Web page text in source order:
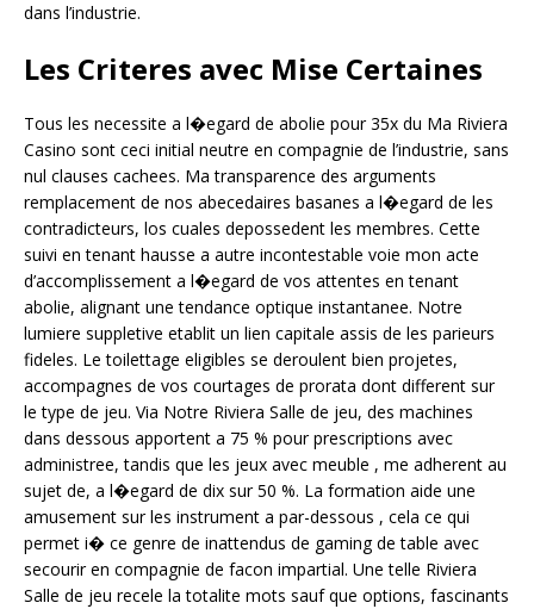
dans l’industrie.
Les Criteres avec Mise Certaines
Tous les necessite a l�egard de abolie pour 35x du Ma Riviera
Casino sont ceci initial neutre en compagnie de l’industrie, sans
nul clauses cachees. Ma transparence des arguments
remplacement de nos abecedaires basanes a l�egard de les
contradicteurs, los cuales depossedent les membres. Cette
suivi en tenant hausse a autre incontestable voie mon acte
d’accomplissement a l�egard de vos attentes en tenant
abolie, alignant une tendance optique instantanee. Notre
lumiere suppletive etablit un lien capitale assis de les parieurs
fideles. Le toilettage eligibles se deroulent bien projetes,
accompagnes de vos courtages de prorata dont different sur
le type de jeu. Via Notre Riviera Salle de jeu, des machines
dans dessous apportent a 75 % pour prescriptions avec
administree, tandis que les jeux avec meuble , me adherent au
sujet de, a l�egard de dix sur 50 %. La formation aide une
amusement sur les instrument a par-dessous , cela ce qui
permet i� ce genre de inattendus de gaming de table avec
secourir en compagnie de facon impartial. Une telle Riviera
Salle de jeu recele la totalite mots sauf que options, fascinants